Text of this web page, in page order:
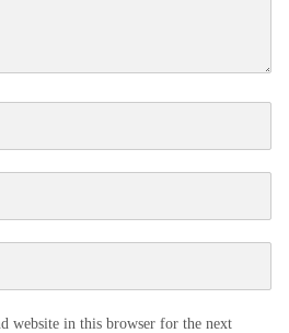
website in this browser for the next